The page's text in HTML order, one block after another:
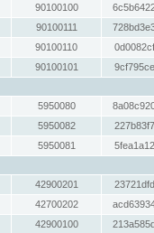
90100100
90100111
90100110
90100101
5950080
5950082
5950081
42900201
42700202
42900100